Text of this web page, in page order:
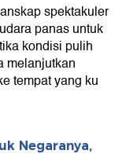
spektakuler
panas untuk
kondisi pulih
melanjutkan
tempat yang ku
Negaranya,